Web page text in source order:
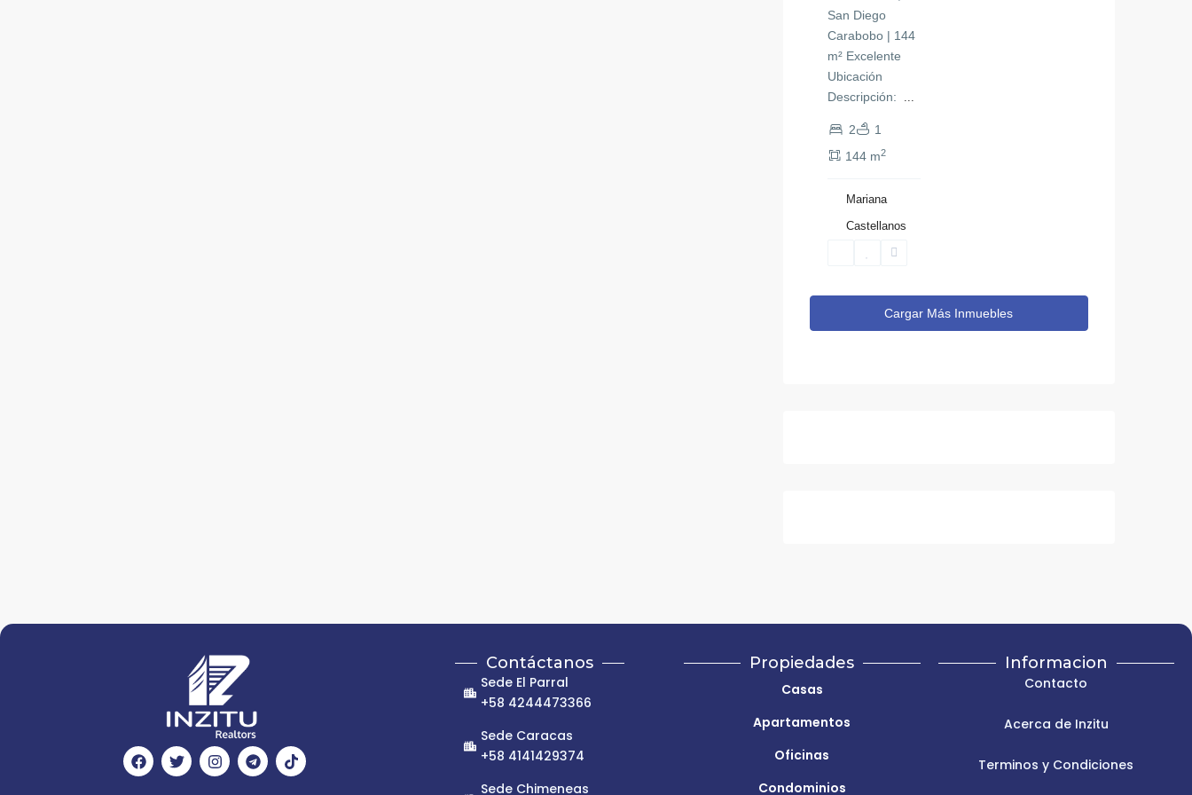
San Diego
Carabobo | 144
m² Excelente
Ubicación ​
Descripción: ​ ...
2
1
144 m2
Mariana
Castellanos
Cargar Más Inmuebles
Contáctanos
Sede El Parral
+58 4244473366
Sede Caracas
+58 4141429374
Sede Chimeneas
Propiedades
Casas
Apartamentos
Oficinas
Condominios
Informacion
Contacto
Acerca de Inzitu
Terminos y Condiciones